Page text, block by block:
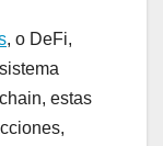
, o DeFi,
estas